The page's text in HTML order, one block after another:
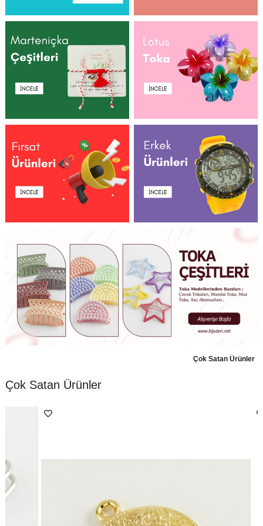
Çok Satan Ürünler
Çok Satan Ürünler